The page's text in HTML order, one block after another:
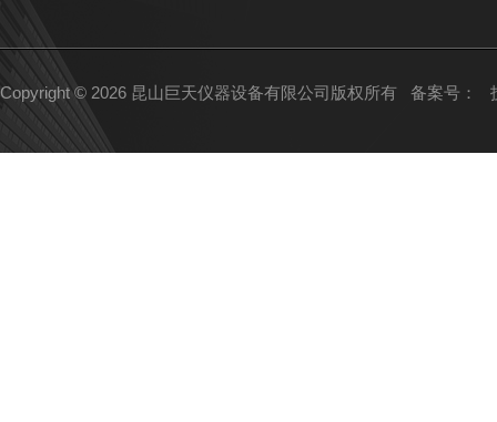
Copyright © 2026 昆山巨天仪器设备有限公司版权所有 备案号：